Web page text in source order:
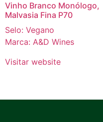
Vinho Branco Monólogo,
Malvasia Fina P70
Selo: Vegano
Marca: A&D Wines
Visitar website